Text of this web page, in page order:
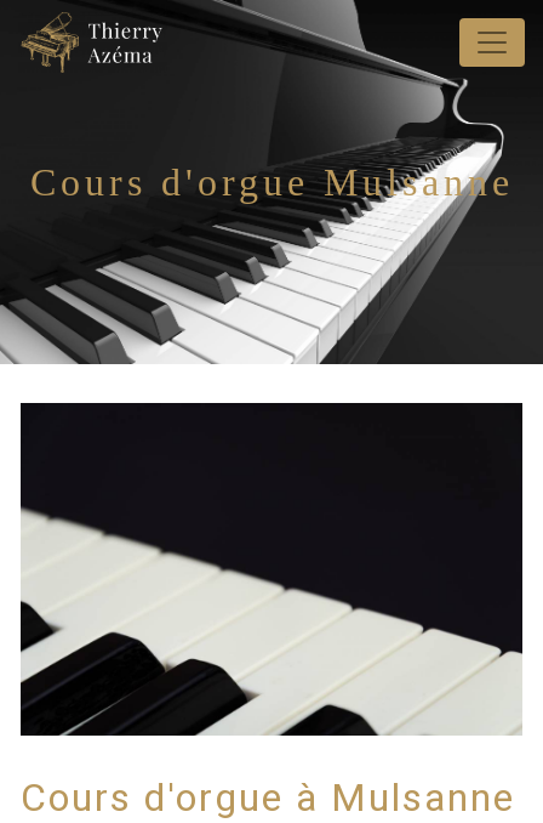
Panneau de gestion des cookies
Cours d'orgue Mulsanne
Cours d'orgue à Mulsanne